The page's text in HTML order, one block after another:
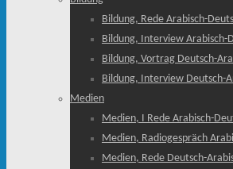
Bildung, Rede Arabisch-
Bildung, Interview Arabisch-
Bildung, Vortrag Deutsch-
Bildung, Interview Deutsch-
Medien
Medien, I Rede Arabisch-
Medien, Radiogespräch
Medien, Rede Deutsch-